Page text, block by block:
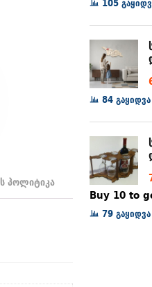
პოლიტიკა
105
84 გაყიდვა
Buy 10 to
79 გაყიდვა